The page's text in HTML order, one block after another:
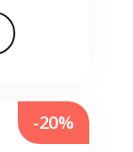
-20%